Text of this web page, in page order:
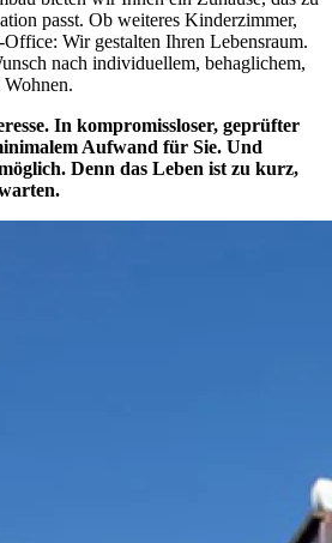
passt. Ob weiteres Kinderzimmer,
Wir gestalten Ihren Lebensraum.
nach individuellem, behaglichem,
Wohnen.
In kompromissloser, geprüfter
Aufwand für Sie. Und
Denn das Leben ist zu kurz,